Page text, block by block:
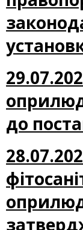
до